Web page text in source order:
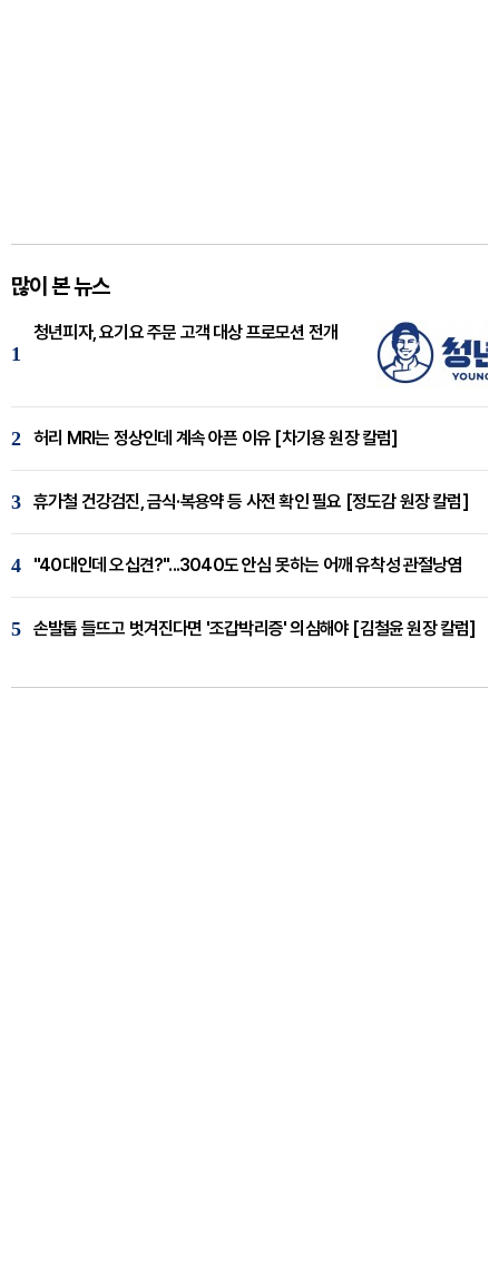
많이 본 뉴스
1
청년피자, 요기요 주문 고객 대상 프로모션 전개
2 허리 MRI는 정상인데 계속 아픈 이유 [차기용 원장 칼럼]
3 휴가철 건강검진, 금식·복용약 등 사전 확인 필요 [정도감 원장 칼럼]
4 "40대인데 오십견?"...3040도 안심 못하는 어깨 유착성 관절낭염
5 손발톱 들뜨고 벗겨진다면 '조갑박리증' 의심해야 [김철윤 원장 칼럼]